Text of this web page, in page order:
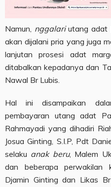
Namun, nggalariutang adat
akan dijalani pria yang juga
lanjutan prosesi adat
ditabalkan kepadanya dan
Nawal Br Lubis.
Hal ini disampaikan
pembayaran utang adat
Rahmayadi yang dihadiri
Josua Ginting, S.I.P, Pdt
selaku anak beru, Malem
dan beberapa perwakilan
Djamin Ginting dan Likas